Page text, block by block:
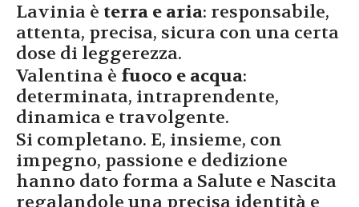
Lavinia è terra e aria: responsabile,
attenta, precisa, sicura con una certa
dose di leggerezza.
Valentina è fuoco e acqua:
determinata, intraprendente,
dinamica e travolgente.
Si completano. E, insieme, con
impegno, passione e dedizione
hanno dato forma a Salute e Nascita